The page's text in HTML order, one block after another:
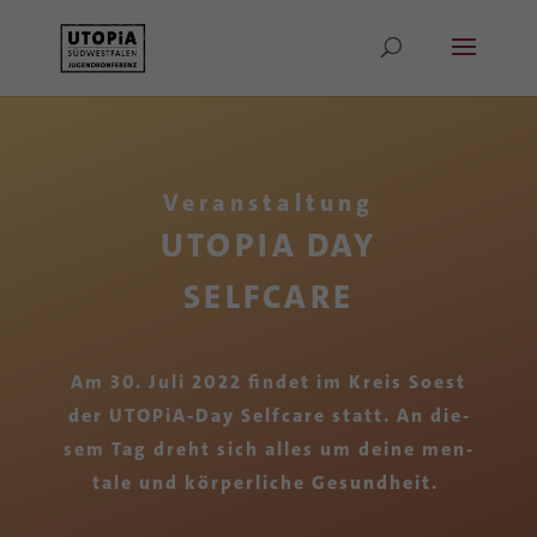
Veranstaltung
UTOPIA DAY
SELFCARE
Am 30. Juli 2022 fin­det im Kreis Soest
der UTO­PiA-Day Self­ca­re statt. An die­
sem Tag dreht sich al­les um dei­ne men­
ta­le und kör­per­li­che Gesundheit.